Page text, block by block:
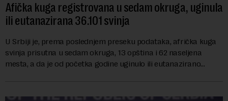
Afička kuga registrovana u sedam okruga, uginula
ili eutanazirana 36.101 svinja
U Srbiji je, prema poslednjem preseku podataka, afrička kuga
svinja prisutna u sedam okruga, 13 opština i 62 naseljena
mesta, a da je od početka godine uginulo ili eutanazirano